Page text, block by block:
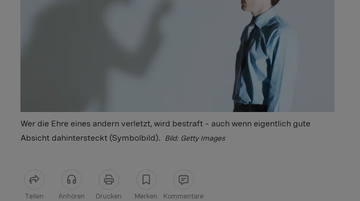
Wer die Ehre eines andern verletzt, wird bestraft – auch wenn eigentlich gute
Absicht dahintersteckt (Symbolbild).
Bild: Getty Images
Teilen Anhören Drucken Merken Kommentare